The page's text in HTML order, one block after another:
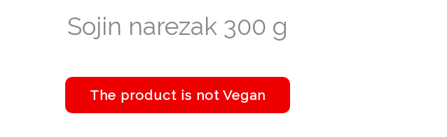
Sojin narezak 300 g